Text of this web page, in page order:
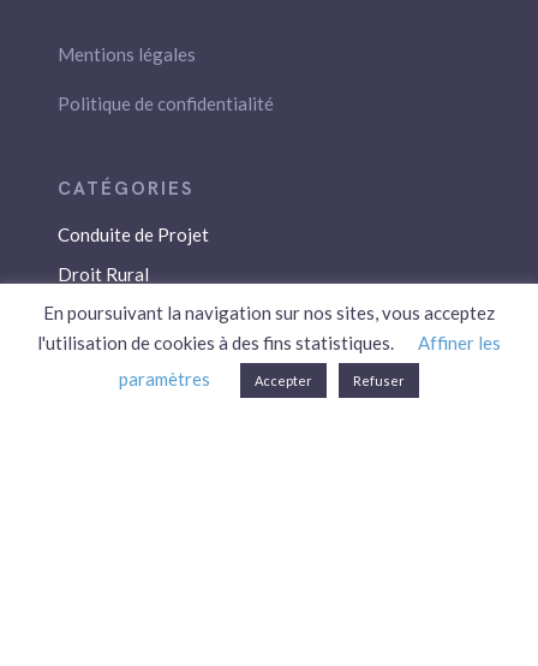
Mentions légales
Politique de confidentialité
Conduite de Projet
Droit Rural
Droit Social
Économie / Gestion
Environnement
En poursuivant la navigation sur nos sites, vous acceptez
l'utilisation de cookies à des fins statistiques.
Affiner les
paramètres
Accepter Refuser